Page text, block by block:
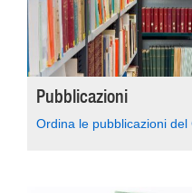
Pubblicazioni
Ordina le pubblicazioni del